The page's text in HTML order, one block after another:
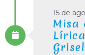
15 de
Misa
Grisel